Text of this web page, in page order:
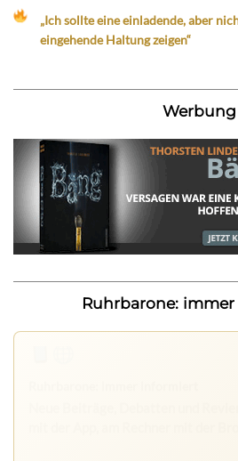
„Ich sollte eine einladende, aber
eingehende Haltung zeigen“
Werbung
Ruhrbarone: